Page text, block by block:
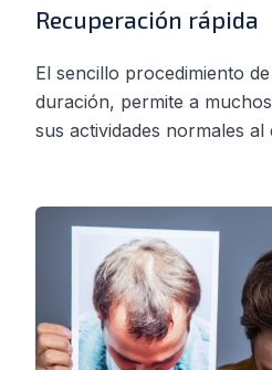
Recuperación rápida
El sencillo procedimiento
duración, permite a
sus actividades normales al